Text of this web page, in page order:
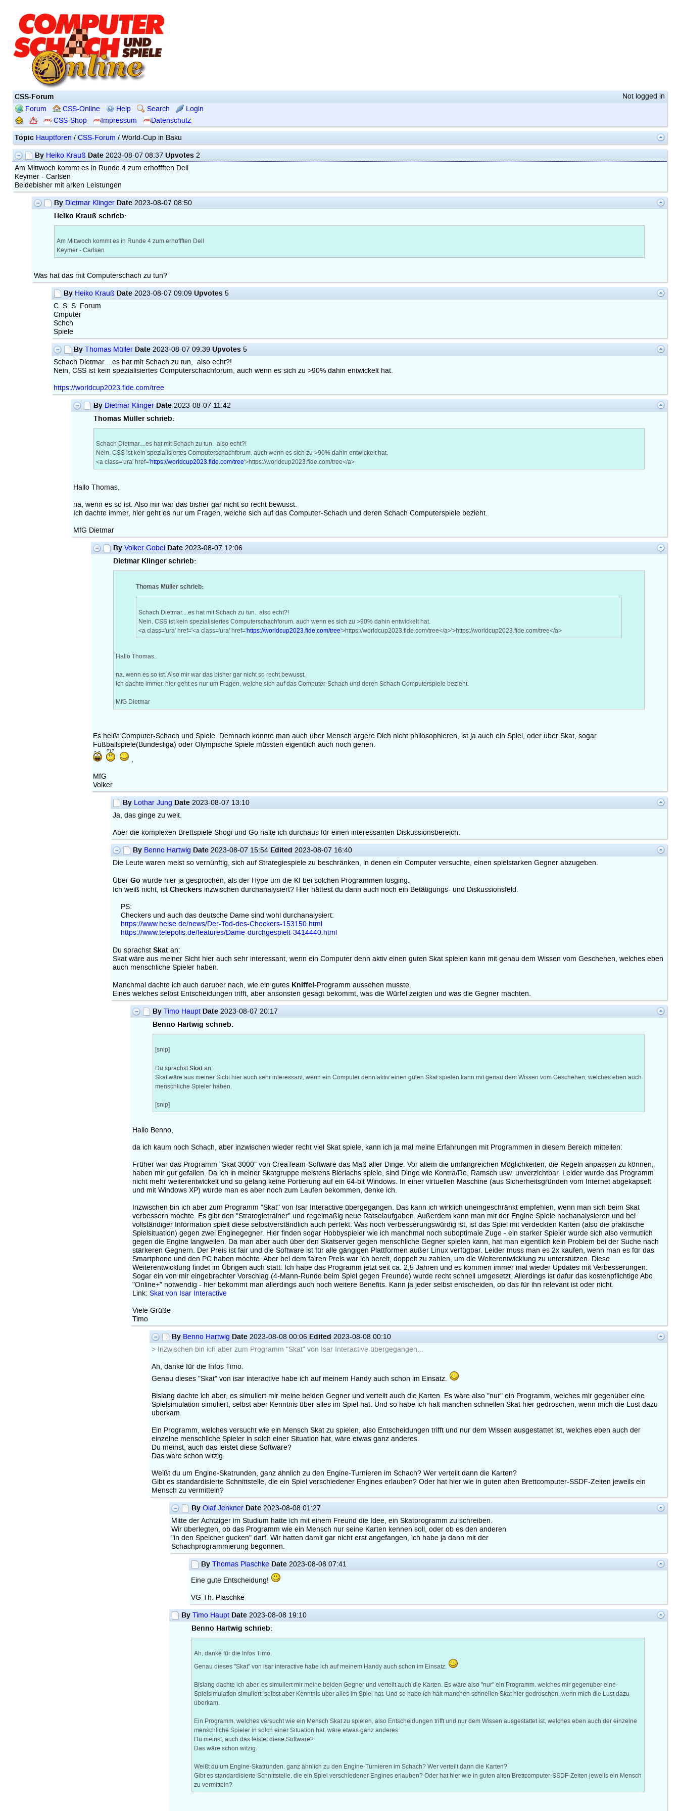
Not logged in
CSS-Forum
Forum CSS-Online Help Search
Login
CSS-Shop
Impressum Datenschutz
Topic Hauptforen / CSS-Forum / World-Cup in Baku
By Heiko Krauß Date2023-08-07 08:37 Upvotes2
Am Mittwoch kommt es in Runde 4 zum erhoffften Dell
Keymer - Carlsen
Beidebisher mit arken Leistungen
By Dietmar Klinger Date 2023-08-07 08:50
Heiko Krauß schrieb:
Am Mittwoch kommt es in Runde 4 zum erhoffften Dell
Keymer - Carlsen
Was hat das mit Computerschach zu tun?
By Heiko Krauß Date 2023-08-07 09:09Upvotes 5
C S S Forum
Cmputer
Schch
Spiele
By Thomas Müller Date 2023-08-07 09:39Upvotes 5
Schach Dietmar....es hat mit Schach zu tun, also echt?!
Nein, CSS ist kein spezialisiertes Computerschachforum, auch wenn es sich zu >90% dahin entwickelt hat.
https://worldcup2023.fide.com/tree
By Dietmar Klinger Date 2023-08-07 11:42
Thomas Müller schrieb:
Schach Dietmar....es hat mit Schach zu tun, also echt?!
Nein, CSS ist kein spezialisiertes Computerschachforum, auch wenn es sich zu >90% dahin entwickelt hat.
<a class='ura' href='https://worldcup2023.fide.com/tree'>https://worldcup2023.fide.com/tree</a>
Hallo Thomas,
na, wenn es so ist. Also mir war das bisher gar nicht so recht bewusst.
Ich dachte immer, hier geht es nur um Fragen, welche sich auf das Computer-Schach und deren Schach Computerspiele bezieht.
MfG Dietmar
By Volker Göbel Date2023-08-07 12:06
Dietmar Klinger schrieb:
Thomas Müller schrieb:
Schach Dietmar....es hat mit Schach zu tun, also echt?!
Nein, CSS ist kein spezialisiertes Computerschachforum, auch wenn es sich zu >90% dahin entwickelt hat.
<a class='ura' href='<a class='ura' href='https://worldcup2023.fide.com/tree'>https://worldcup2023.fide.com/tree</a>'>https://worldcup2023.fide.com/tree</a>
Hallo Thomas,
na, wenn es so ist. Also mir war das bisher gar nicht so recht bewusst.
Ich dachte immer, hier geht es nur um Fragen, welche sich auf das Computer-Schach und deren Schach Computerspiele bezieht.
MfG Dietmar
Es heißt Computer-Schach und Spiele. Demnach könnte man auch über Mensch ärgere Dich nicht philosophieren, ist ja auch ein Spiel, oder über Skat, sogar
Fußballspiele(Bundesliga) oder Olympische Spiele müssten eigentlich auch noch gehen.
,
MfG
Volker
By Lothar Jung Date2023-08-07 13:10
Ja, das ginge zu weit.
Aber die komplexen Brettspiele Shogi und Go halte ich durchaus für einen interessanten Diskussionsbereich.
By Benno Hartwig Date2023-08-07 15:54 Edited 2023-08-07 16:40
Die Leute waren meist so vernünftig, sich auf Strategiespiele zu beschränken, in denen ein Computer versuchte, einen spielstarken Gegner abzugeben.
Über Go wurde hier ja gesprochen, als der Hype um die KI bei solchen Programmen losging.
Ich weiß nicht, ist Checkers inzwischen durchanalysiert? Hier hättest du dann auch noch ein Betätigungs- und Diskussionsfeld.
PS:
Checkers und auch das deutsche Dame sind wohl durchanalysiert:
https://www.heise.de/news/Der-Tod-des-Checkers-153150.html
https://www.telepolis.de/features/Dame-durchgespielt-3414440.html
Du sprachst Skatan:
Skat wäre aus meiner Sicht hier auch sehr interessant, wenn ein Computer denn aktiv einen guten Skat spielen kann mit genau dem Wissen vom Geschehen, welches eben
auch menschliche Spieler haben.
Manchmal dachte ich auch darüber nach, wie ein gutes Kniffel-Programm aussehen müsste.
Eines welches selbst Entscheidungen trifft, aber ansonsten gesagt bekommt, was die Würfel zeigten und was die Gegner machten.
By Timo Haupt Date2023-08-07 20:17
Benno Hartwig schrieb:
[snip]
Du sprachstSkatan:
Skat wäre aus meiner Sicht hier auch sehr interessant, wenn ein Computer denn aktiv einen guten Skat spielen kann mit genau dem Wissen vom Geschehen, welches eben auch
menschliche Spieler haben.
[snip]
Hallo Benno,
da ich kaum noch Schach, aber inzwischen wieder recht viel Skat spiele, kann ich ja mal meine Erfahrungen mit Programmen in diesem Bereich mitteilen:
Früher war das Programm "Skat 3000" von CreaTeam-Software das Maß aller Dinge. Vor allem die umfangreichen Möglichkeiten, die Regeln anpassen zu können,
haben mir gut gefallen. Da ich in meiner Skatgruppe meistens Bierlachs spiele, sind Dinge wie Kontra/Re, Ramsch usw. unverzichtbar. Leider wurde das Programm
nicht mehr weiterentwickelt und so gelang keine Portierung auf ein 64-bit Windows. In einer virtuellen Maschine (aus Sicherheitsgründen vom Internet abgekapselt
und mit Windows XP) würde man es aber noch zum Laufen bekommen, denke ich.
Inzwischen bin ich aber zum Programm "Skat" von Isar Interactive übergegangen. Das kann ich wirklich uneingeschränkt empfehlen, wenn man sich beim Skat
verbessern möchte. Es gibt den "Strategietrainer" und regelmäßig neue Rätselaufgaben. Außerdem kann man mit der Engine Spiele nachanalysieren und bei
vollständiger Information spielt diese selbstverständlich auch perfekt. Was noch verbesserungswürdig ist, ist das Spiel mit verdeckten Karten (also die praktische
Spielsituation) gegen zwei Enginegegner. Hier finden sogar Hobbyspieler wie ich manchmal noch suboptimale Züge - ein starker Spieler würde sich also vermutlich
gegen die Engine langweilen. Da man aber auch über den Skatserver gegen menschliche Gegner spielen kann, hat man eigentlich kein Problem bei der Suche nach
stärkeren Gegnern. Der Preis ist fair und die Software ist für alle gängigen Plattformen außer Linux verfügbar. Leider muss man es 2x kaufen, wenn man es für das
Smartphone und den PC haben möchte. Aber bei dem fairen Preis war ich bereit, doppelt zu zahlen, um die Weiterentwicklung zu unterstützen. Diese
Weiterentwicklung findet im Übrigen auch statt: Ich habe das Programm jetzt seit ca. 2,5 Jahren und es kommen immer mal wieder Updates mit Verbesserungen.
Sogar ein von mir eingebrachter Vorschlag (4-Mann-Runde beim Spiel gegen Freunde) wurde recht schnell umgesetzt. Allerdings ist dafür das kostenpflichtige Abo
"Online+" notwendig - hier bekommt man allerdings auch noch weitere Benefits. Kann ja jeder selbst entscheiden, ob das für ihn relevant ist oder nicht.
Link: Skat von Isar Interactive
Viele Grüße
Timo
By Benno Hartwig Date 2023-08-08 00:06 Edited 2023-08-08 00:10
> Inzwischen bin ich aber zum Programm "Skat" von Isar Interactive übergegangen...
Ah, danke für die Infos Timo.
Genau dieses "Skat" von isar interactive habe ich auf meinem Handy auch schon im Einsatz.
Bislang dachte ich aber, es simuliert mir meine beiden Gegner und verteilt auch die Karten. Es wäre also "nur" ein Programm, welches mir gegenüber eine
Spielsimulation simuliert, selbst aber Kenntnis über alles im Spiel hat. Und so habe ich halt manchen schnellen Skat hier gedroschen, wenn mich die Lust dazu
überkam.
Ein Programm, welches versucht wie ein Mensch Skat zu spielen, also Entscheidungen trifft und nur dem Wissen ausgestattet ist, welches eben auch der
einzelne menschliche Spieler in solch einer Situation hat, wäre etwas ganz anderes.
Du meinst, auch das leistet diese Software?
Das wäre schon witzig.
Weißt du um Engine-Skatrunden, ganz ähnlich zu den Engine-Turnieren im Schach? Wer verteilt dann die Karten?
Gibt es standardisierte Schnittstelle, die ein Spiel verschiedener Engines erlauben? Oder hat hier wie in guten alten Brettcomputer-SSDF-Zeiten jeweils ein
Mensch zu vermitteln?
By Olaf Jenkner Date 2023-08-08 01:27
Mitte der Achtziger im Studium hatte ich mit einem Freund die Idee, ein Skatprogramm zu schreiben.
Wir überlegten, ob das Programm wie ein Mensch nur seine Karten kennen soll, oder ob es den anderen
"in den Speicher gucken" darf. Wir hatten damit gar nicht erst angefangen, ich habe ja dann mit der
Schachprogrammierung begonnen.
By Thomas Plaschke Date 2023-08-08 07:41
Eine gute Entscheidung!
VG Th. Plaschke
By Timo Haupt Date 2023-08-08 19:10
Benno Hartwig schrieb:
Ah, danke für die Infos Timo.
Genau dieses "Skat" von isar interactive habe ich auf meinem Handy auch schon im Einsatz.
Bislang dachte ich aber, es simuliert mir meine beiden Gegner und verteilt auch die Karten. Es wäre also "nur" ein Programm, welches mir gegenüber eine
Spielsimulation simuliert, selbst aber Kenntnis über alles im Spiel hat. Und so habe ich halt manchen schnellen Skat hier gedroschen, wenn mich die Lust dazu
überkam.
Ein Programm, welches versucht wie ein Mensch Skat zu spielen, also Entscheidungen trifft und nur dem Wissen ausgestattet ist, welches eben auch der einzelne
menschliche Spieler in solch einer Situation hat, wäre etwas ganz anderes.
Du meinst, auch das leistet diese Software?
Das wäre schon witzig.
Weißt du um Engine-Skatrunden, ganz ähnlich zu den Engine-Turnieren im Schach? Wer verteilt dann die Karten?
Gibt es standardisierte Schnittstelle, die ein Spiel verschiedener Engines erlauben? Oder hat hier wie in guten alten Brettcomputer-SSDF-Zeiten jeweils ein Mensch
zu vermitteln?